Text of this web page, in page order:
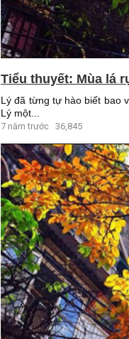
Tiểu thuyết: Mùa lá
Lý đã từng tự hào biết bao
Lý một...
7 năm trước 36,845